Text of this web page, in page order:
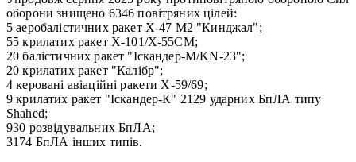
оборони знищено 6346 повітряних цілей:
5 аеробалістичних ракет Х-47 М2 "Кинджал";
55 крилатих ракет Х-101/Х-55СМ;
20 балістичних ракет "Іскандер-М/KN-23";
20 крилатих ракет "Калібр";
4 керовані авіаційні ракети Х-59/69;
9 крилатих ракет "Іскандер-К" 2129 ударних БпЛА типу
Shahed;
930 розвідувальних БпЛА;
3174 БпЛА інших типів.